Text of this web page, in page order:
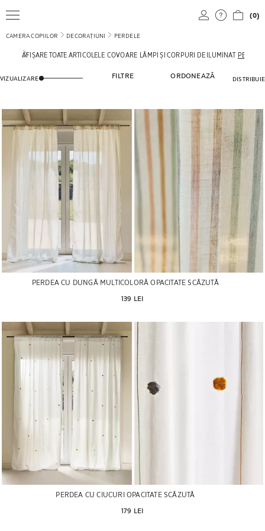
(0)
CAMERA COPIILOR DECORAȚIUNI PERDELE
AFIȘARE TOATE ARTICOLELE COVOARE LĂMPI ȘI CORPURI DE ILUMINAT PERDELE
VIZUALIZARE FILTRE ORDONEAZĂ DISTRIBUIE
PERDEA CU DUNGĂ MULTICOLORĂ OPACITATE SCĂZUTĂ
139 LEI
PERDEA CU CIUCURI OPACITATE SCĂZUTĂ
179 LEI